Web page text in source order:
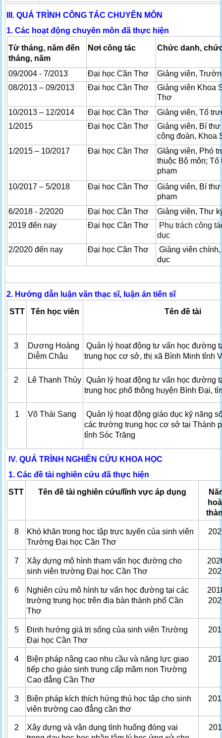
III. QUÁ TRÌNH CÔNG TÁC CHUYÊN MÔN
1. Các hoạt động chuyên môn đã thực hiện
Từ tháng, nămđến
tháng, năm
Nơi công tác Chức danh,
09/2004 - 7/2013 Đại học Cần Thơ
Giảng viên,
08/2013 – 09/2013
Đại học Cần Thơ
Giảng viên Khoa
Thơ
10/2013 – 12/2014
Đại học Cần Thơ
Giảng viên, Tổ
1/2015
Đại học Cần Thơ
Giảng viên, Bí
công đoàn, Khoa
1/2015 – 10/2017
Đại học Cần Thơ
GIảng viên, Phó
thuộc Bộ môn;
phạm
10/2017 – 5/2018
Đại học Cần Thơ
Giảng viên, Bí
phạm
6/2018 - 2/2020
Đại học Cần Thơ
Giảng viên, Thư
2019 đến nay
Đại học Cần Thơ
Phụ trách công
dục
2/2020 đến nay
Đại học Cần Thơ
Giảng viên
dục
2. Hướng dẫn luận văn thạc sĩ, luận án tiến sĩ
STT Tên học viên Tên đề tài
3
Dương Hoàng
Diễm Châu
Quản lý hoạt động tư vấn học đường
trung học cơ sở, thị xã Bình Minh tỉnh
2 Lê Thanh Thủy Quản lý hoạt động tư vấn học đường
trung học phổ thông huyện Bình Đại,
1 Võ Thái Sang
Quản lý hoạt động giáo dục kỹ năng
các trường trung học cơ sở tại Thành
tỉnh Sóc Trăng
IV. QUÁ TRÌNH NGHIÊN CỨU KHOA HỌC
1. Các đề tài nghiên cứu đã thực hiện
STT Tên đề tài nghiên cứu/lĩnh vực áp dụng
8
Khó khăn trong học tập trực tuyến của sinh viên
Trường Đại học Cần Thơ
7
Xây dựng mô hình tham vấn học đường cho
sinh viên trường Đại học Cần Thơ
6
Nghiên cứu mô hình tư vấn học đường tại các
trường trung học trên địa bàn thành phố Cần
Thơ
5
Định hướng giá trị sống của sinh viên Trường
Đại học Cần Thơ
4
Biện pháp nâng cao nhu cầu và năng lực giao
tiếp cho giáo sinh trung cấp mầm non Trường
Cao đẳng Cần Thơ
3
Biện pháp kích thích hứng thú học tập cho sinh
viên trường cao đẳng cần thơ
2
Xây dựng và vận dụng tình huống đóng vai